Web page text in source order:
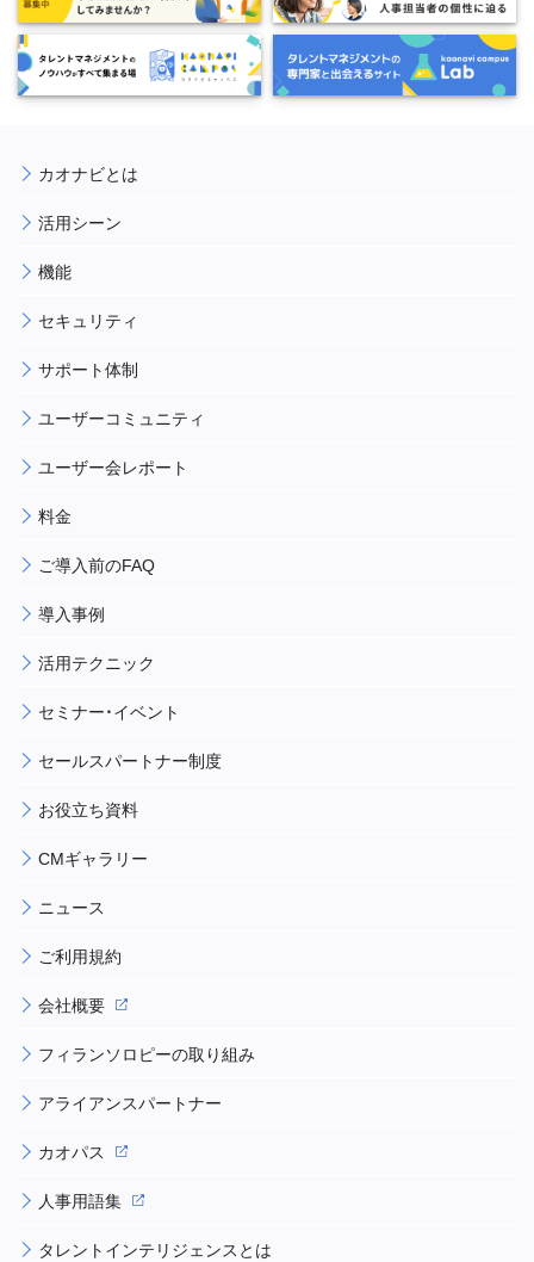
カオナビとは
活用シーン
機能
セキュリティ
サポート体制
ユーザーコミュニティ
ユーザー会レポート
料金
ご導入前のFAQ
導入事例
活用テクニック
セミナー・イベント
セールスパートナー制度
お役立ち資料
CMギャラリー
ニュース
ご利用規約
会社概要
フィランソロピーの取り組み
アライアンスパートナー
カオパス
人事用語集
タレントインテリジェンスとは